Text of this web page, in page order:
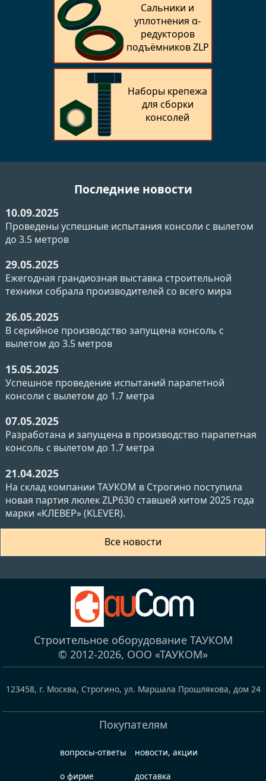
Сальники и
уплотнения α-
редукторов
подъёмников ZLP
Наборы крепежа
для сборки
консолей
Последние новости
10.09.2025
Проведены успешные испытания консоли с вылетом
до 3.5 метров
29.05.2025
Ежегодная грандиозная выставка строительной
техники собрала производителей со всего мира
26.05.2025
В серийное производство запущена консоль с
вылетом до 3.5 метров
15.05.2025
Успешное проведение испытаний парапетной
консоли с вылетом до 1.7 метра
07.05.2025
Разработана и запущена в производство парапетная
консоль с вылетом до 1.7 метра
21.04.2025
На склад компании ТАУКОМ в Строгино поступила
новая партия люлек ZLP630 ставшей хитом 2025 года
марки «КЛЕВЕР» (KLEVER).
Все новости
Строительное оборудование ТАУКОМ
© 2012-2026, ООО «ТАУКОМ»
123458, г. Москва, Строгино, ул. Маршала Прошлякова, дом 24
Покупателям
вопросы-ответы
о фирме
новости, акции
доставка